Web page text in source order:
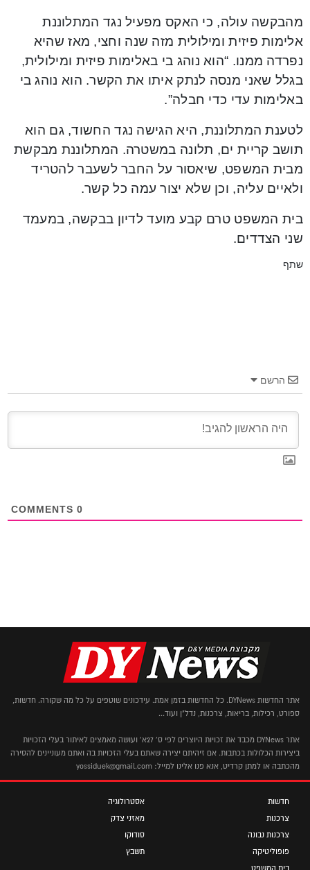
מהבקשה עולה, כי האקס מפעיל נגד המתלוננת
אלימות פיזית ומילולית מזה שנה וחצי, מאז שהיא
נפרדה ממנו. “הוא נוהג בי באלימות פיזית ומילולית,
בגלל שאני מנסה לנתק איתו את הקשר. הוא נוהג בי
באלימות עדי כדי חבלה”.
לטענת המתלוננת, היא הגישה נגד החשוד, גם הוא
תושב קריית ים, תלונה במשטרה. המתלוננת מבקשת
מבית המשפט, שיאסור על החבר לשעבר להטריד
ולאיים עליה, וכן שלא יצור עמה כל קשר.
בית המשפט טרם קבע מועד לדיון בבקשה, במעמד
שני הצדדים.
שתף
הרשם
0
אתר החדשות DYNews. כל החדשות בזמן אמת. עידכונים שוטפים על כל מה שקורה. חדשות,
ספורט, רכילות, בריאות, צרכנות, נדל"ן ועוד...
אתר DYNews מכבד את זכויות היוצרים לפי ס' 27א' ועושה מאמצים לאיתור בעלי הזכויות
ביצירות הכלולות בכתבות. אם זיהיתם יצירה שאתם בעלי הזכויות בה ואתם מעוניינים להסירה
מהכתבה או למתן קרדיט, אנא פנו אלינו למייל: yossiduek@gmail.com
חדשות
צרכנות
צרכנות נבונה
פופוליטיקה
בית המשפט
אסטרולוגיה
מאזני צדק
סודוקו
תשבץ